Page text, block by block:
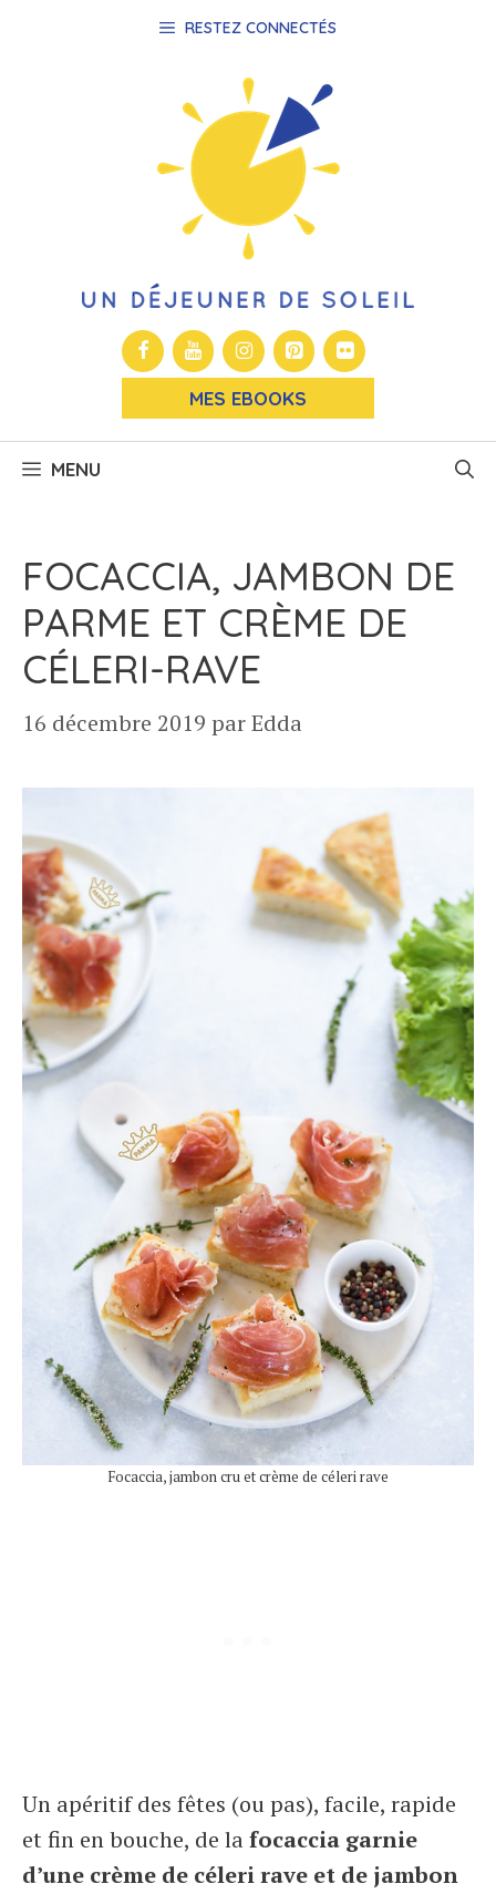
RESTEZ CONNECTÉS
MES EBOOKS
MENU
FOCACCIA, JAMBON DE
PARME ET CRÈME DE
CÉLERI-RAVE
16 décembre 2019 parEdda
Focaccia, jambon cru et crème de céleri rave
Un apéritif des fêtes (ou pas), facile, rapide
et fin en bouche, de lafocaccia garnie
d’une crème de céleri rave et de jambon